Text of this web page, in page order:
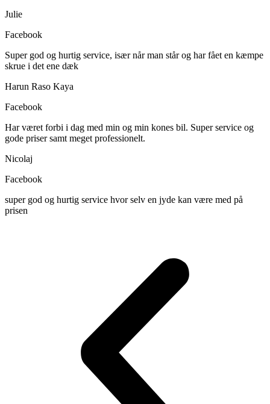
Julie
Facebook
Super god og hurtig service, især når man står og har fået en kæmpe
skrue i det ene dæk
Harun Raso Kaya
Facebook
Har været forbi i dag med min og min kones bil. Super service og
gode priser samt meget professionelt.
Nicolaj
Facebook
super god og hurtig service hvor selv en jyde kan være med på
prisen